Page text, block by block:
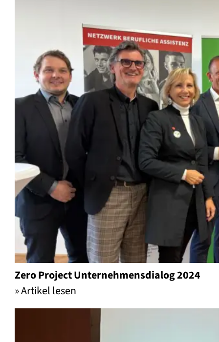
Zero Project Unternehmensdialog 2024
» Artikel lesen